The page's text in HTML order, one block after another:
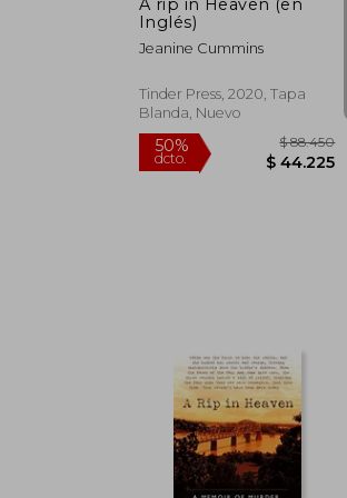
Inglés)
Jeanine Cummins
Tinder Press, 2020, Tapa
Blanda, Nuevo
50%
dcto.